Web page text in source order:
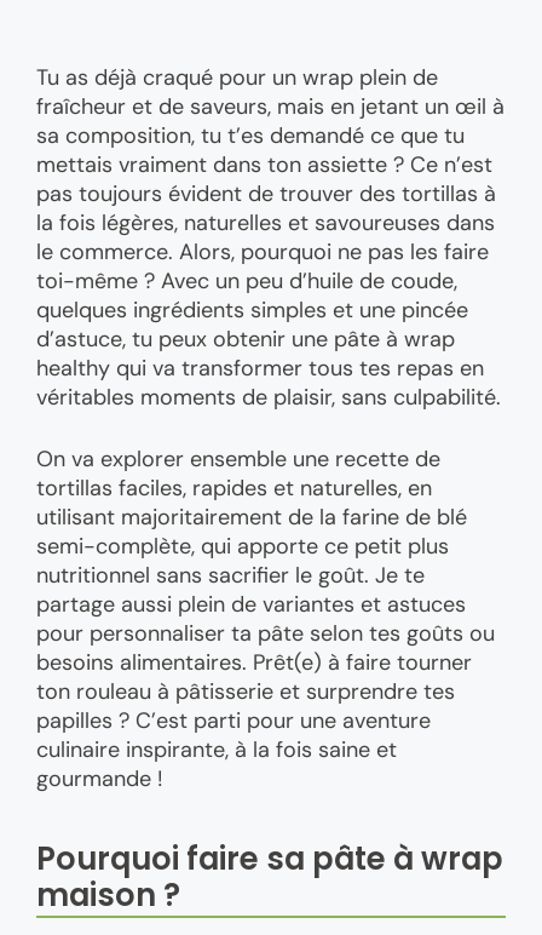
Tu as déjà craqué pour un wrap plein de
fraîcheur et de saveurs, mais en jetant un œil à
sa composition, tu t’es demandé ce que tu
mettais vraiment dans ton assiette ? Ce n’est
pas toujours évident de trouver des tortillas à
la fois légères, naturelles et savoureuses dans
le commerce. Alors, pourquoi ne pas les faire
toi-même ? Avec un peu d’huile de coude,
quelques ingrédients simples et une pincée
d’astuce, tu peux obtenir une pâte à wrap
healthy qui va transformer tous tes repas en
véritables moments de plaisir, sans culpabilité.
On va explorer ensemble une recette de
tortillas faciles, rapides et naturelles, en
utilisant majoritairement de la farine de blé
semi-complète, qui apporte ce petit plus
nutritionnel sans sacrifier le goût. Je te
partage aussi plein de variantes et astuces
pour personnaliser ta pâte selon tes goûts ou
besoins alimentaires. Prêt(e) à faire tourner
ton rouleau à pâtisserie et surprendre tes
papilles ? C’est parti pour une aventure
culinaire inspirante, à la fois saine et
gourmande !
Pourquoi faire sa pâte à wrap
maison ?